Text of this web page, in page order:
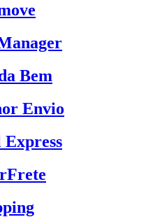
Bem
Envio
Express